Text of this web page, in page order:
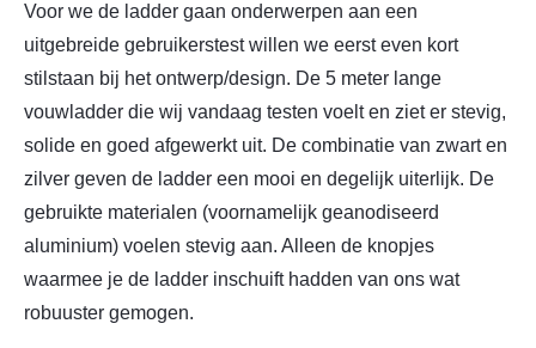
Voor we de ladder gaan onderwerpen aan een
uitgebreide gebruikerstest willen we eerst even kort
stilstaan bij het ontwerp/design. De 5 meter lange
vouwladder die wij vandaag testen voelt en ziet er stevig,
solide en goed afgewerkt uit. De combinatie van zwart en
zilver geven de ladder een mooi en degelijk uiterlijk. De
gebruikte materialen (voornamelijk geanodiseerd
aluminium) voelen stevig aan. Alleen de knopjes
waarmee je de ladder inschuift hadden van ons wat
robuuster gemogen.